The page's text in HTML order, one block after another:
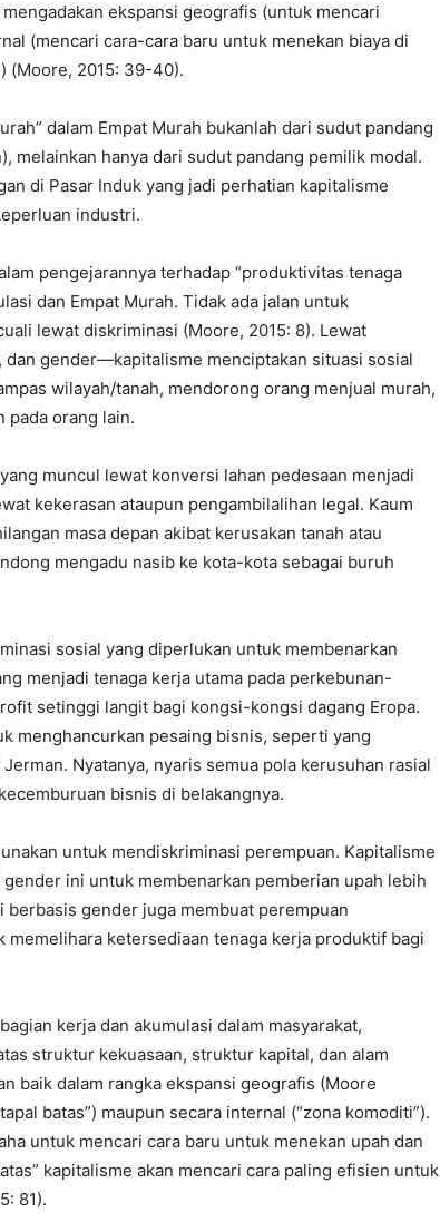
ekspansi geografis (untuk mencari
(mencari cara-cara baru untuk menekan biaya di
(Moore, 2015: 39-40).
dalam Empat Murah bukanlah dari sudut pandang
melainkan hanya dari sudut pandang pemilik modal.
di Pasar Induk yang jadi perhatian kapitalisme
industri.
pengejarannya terhadap “produktivitas tenaga
dan Empat Murah. Tidak ada jalan untuk
lewat diskriminasi (Moore, 2015: 8). Lewat
gender—kapitalisme menciptakan situasi sosial
wilayah/tanah, mendorong orang menjual murah,
pada orang lain.
muncul lewat konversi lahan pedesaan menjadi
kekerasan ataupun pengambilalihan legal. Kaum
masa depan akibat kerusakan tanah atau
mengadu nasib ke kota-kota sebagai buruh
sosial yang diperlukan untuk membenarkan
menjadi tenaga kerja utama pada perkebunan-
setinggi langit bagi kongsi-kongsi dagang Eropa.
menghancurkan pesaing bisnis, seperti yang
Nyatanya, nyaris semua pola kerusuhan rasial
bisnis di belakangnya.
untuk mendiskriminasi perempuan. Kapitalisme
ini untuk membenarkan pemberian upah lebih
gender juga membuat perempuan
ketersediaan tenaga kerja produktif bagi
kerja dan akumulasi dalam masyarakat,
struktur kekuasaan, struktur kapital, dan alam
baik dalam rangka ekspansi geografis (Moore
batas”) maupun secara internal (“zona komoditi”).
untuk mencari cara baru untuk menekan upah dan
kapitalisme akan mencari cara paling efisien untuk
81).